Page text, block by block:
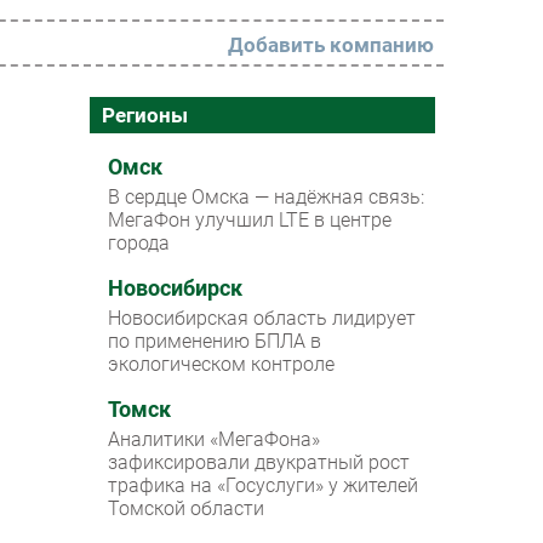
РАЗДЕЛЫ
Новости
Аналитика
Интервью
Мероприятия
Проекты
IT класс
Тестовый стенд
Каталог компаний
Добавить компанию
Регионы
Омск
В сердце Омска — надёжная связь:
МегаФон улучшил LTE в центре
города
Новосибирск
Новосибирская область лидирует
по применению БПЛА в
экологическом контроле
Томск
Аналитики «МегаФона»
зафиксировали двукратный рост
трафика на «Госуслуги» у жителей
Томской области